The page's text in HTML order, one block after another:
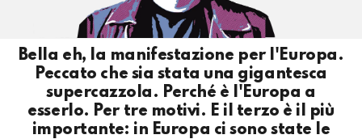
Bella eh, la manifestazione per l'Europa.
Peccato che sia stata una gigantesca
supercazzola. Perché è l'Europa a
esserlo. Per tre motivi. E il terzo è il più
importante: in Europa ci sono state le